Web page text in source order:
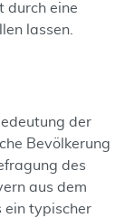
durch eine
lassen.
der
Bevölkerung
des
aus dem
ein typischer